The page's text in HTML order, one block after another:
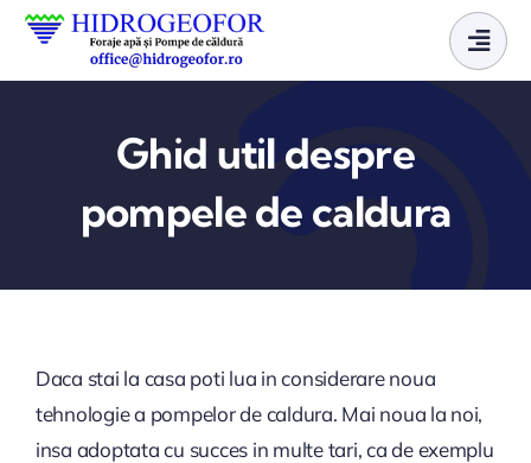
Skip
content
Ghid util despre
pompele de caldura
Daca stai la casa poti lua in considerare noua
tehnologie a pompelor de caldura. Mai noua la noi,
insa adoptata cu succes in multe tari, ca de exemplu